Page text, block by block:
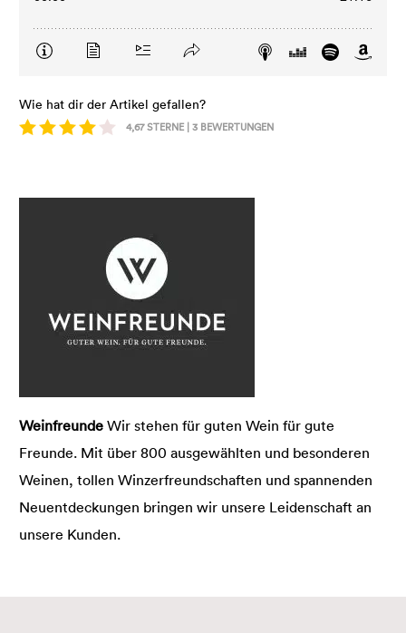
Wie hat dir der Artikel gefallen?
4,67STERNE | 3 BEWERTUNGEN
Weinfreunde Wir stehen für guten Wein für gute
Freunde. Mit über 800 ausgewählten und besonderen
Weinen, tollen Winzerfreundschaften und spannenden
Neuentdeckungen bringen wir unsere Leidenschaft an
unsere Kunden.